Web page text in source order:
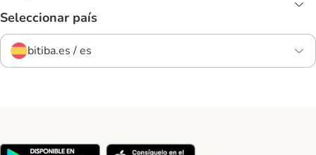
Seleccionar país
bitiba.es / es